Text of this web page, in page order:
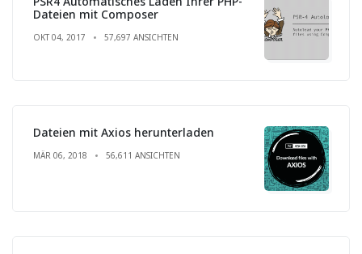
Dateien mit Composer
OKT 04, 2017 57,697 ANSICHTEN
Dateien mit Axios herunterladen
MÄR 06, 2018 56,611 ANSICHTEN